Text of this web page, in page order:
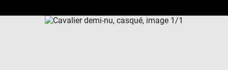
Download
Next
Previous